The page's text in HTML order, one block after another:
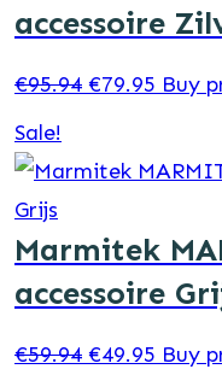
accessoire
€95.94 Original
was:
€79.95
is:
Buy
Sale!
Marmitek
accessoire
€59.94 Original
€49.95 Buy